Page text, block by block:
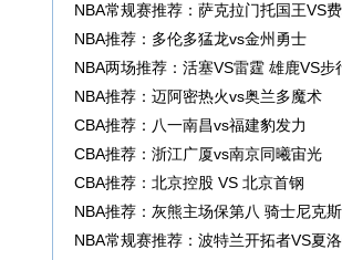
NBA常规赛推荐：萨克拉门托国王VS
NBA推荐：多伦多猛龙vs金州勇士
NBA两场推荐：活塞VS雷霆 雄鹿VS步
NBA推荐：迈阿密热火vs奥兰多魔术
CBA推荐：八一南昌vs福建豹发力
CBA推荐：浙江广厦vs南京同曦宙光
CBA推荐：北京控股 VS 北京首钢
NBA推荐：灰熊主场保第八 骑士尼克
NBA常规赛推荐：波特兰开拓者VS夏